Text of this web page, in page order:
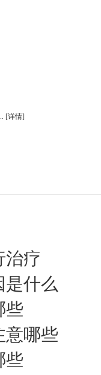
[详情]
江...[详情]
治疗
是什么
些
意哪些
些